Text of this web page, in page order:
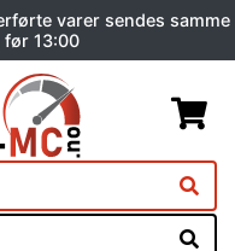
varer sendes samme
13:00